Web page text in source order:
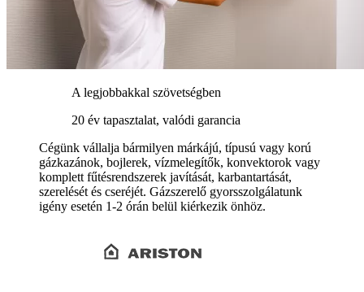
A legjobbakkal szövetségben
20 év tapasztalat, valódi garancia
Cégünk vállalja bármilyen márkájú, típusú vagy korú
gázkazánok, bojlerek, vízmelegítők, konvektorok vagy
komplett fűtésrendszerek javítását, karbantartását,
szerelését és cseréjét. Gázszerelő gyorsszolgálatunk
igény esetén 1-2 órán belül kiérkezik önhöz.